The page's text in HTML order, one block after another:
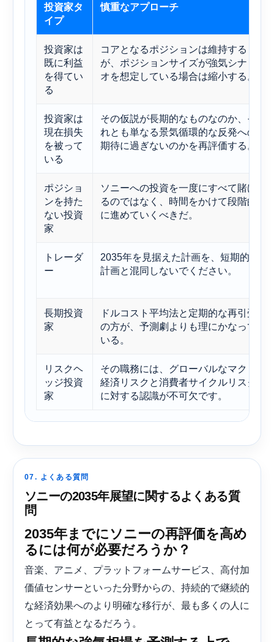
投資家タ
イプ
慎重なアプローチ
投資家は
既に利益
を得てい
る
コアとなるポジションは維持する
が、ポジションサイズが強気シナリ
オを想定している場合は縮小する。
投資家は
現在損失
を被って
いる
その仮説が長期的なものなのか、そ
れとも単なる景気循環的な反発への
期待に過ぎないのかを再評価する。
ポジショ
ンを持た
ない投資
家
ソニーへの投資を一度にすべて賭け
るのではなく、時間をかけて段階的
に進めていくべきだ。
トレーダ
ー
2035年を見据えた計画を、短期的な
計画と混同しないでください。
長期投資
家
ドルコスト平均法と定期的な再引受
の方が、予測劇よりも理にかなって
いる。
リスクヘ
ッジ投資
家
その職務には、グローバルなマクロ
経済リスクと消費者サイクルリスク
に対する認識が不可欠です。
07. よくある質問
ソニーの2035年展望に関するよくある質
問
2035年までにソニーの再評価を高め
るには何が必要だろうか？
音楽、アニメ、プラットフォームサービス、高付加
価値センサーといった分野からの、持続的で継続的
な経済効果へのより明確な移行が、最も多くの人に
とって有益となるだろう。